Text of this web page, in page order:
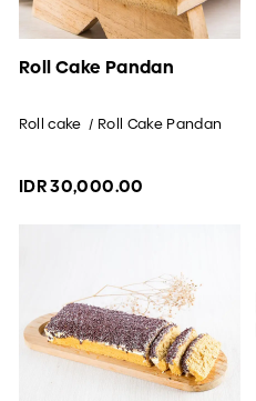
Roll Cake Pandan
Roll cake / Roll Cake Pandan
IDR 30,000.00